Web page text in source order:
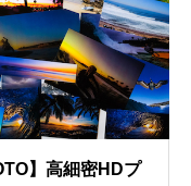
】高細密HDプ